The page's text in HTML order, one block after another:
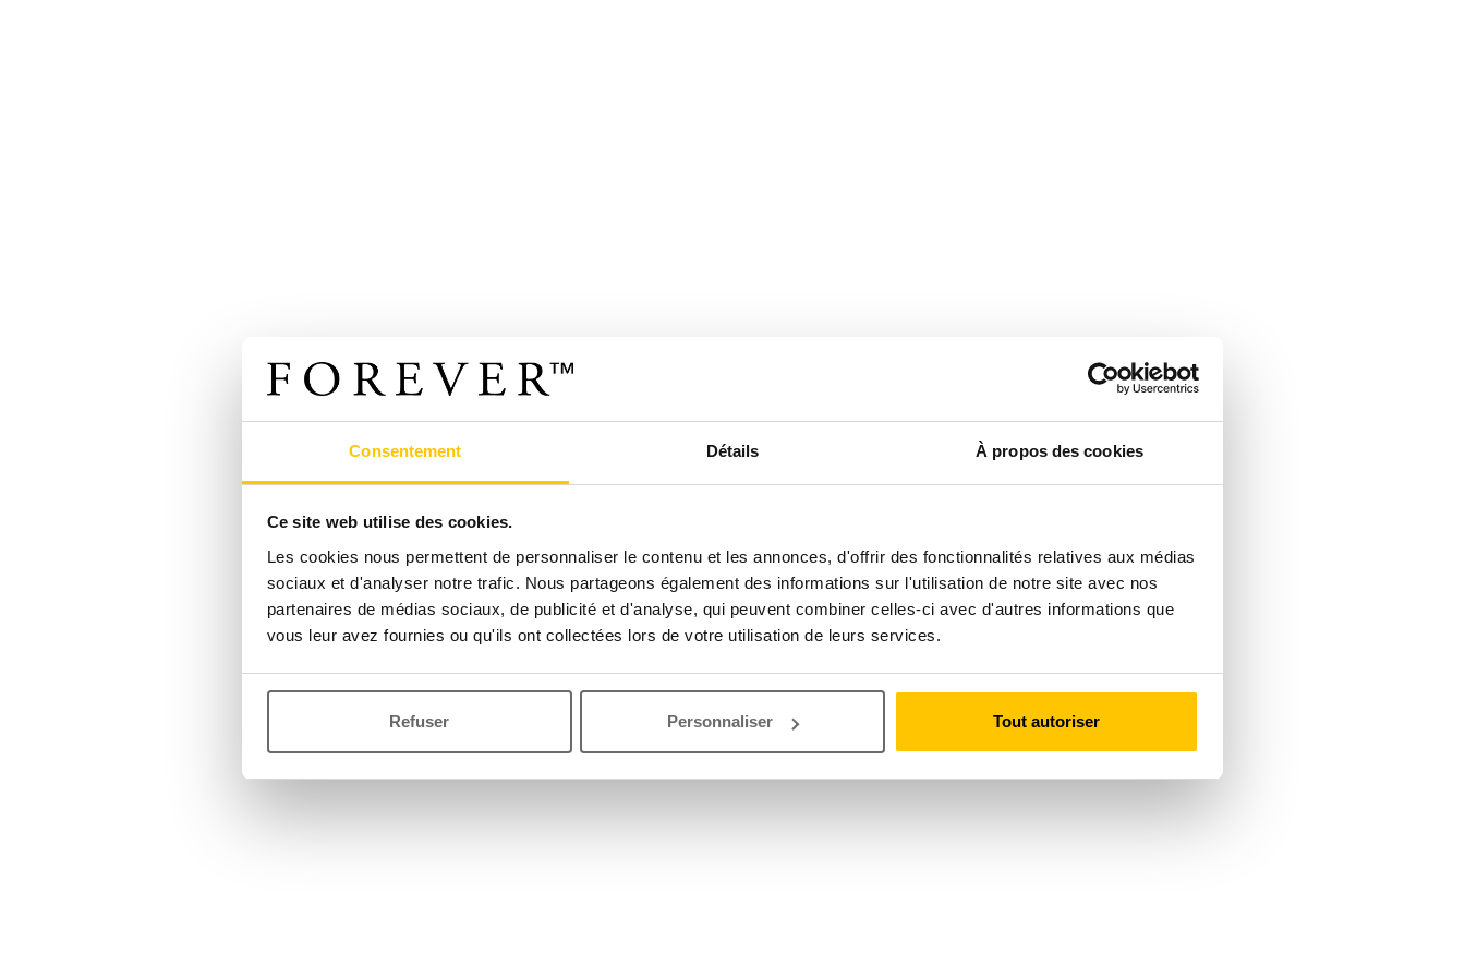
Consentement Détails À propos des cookies
Ce site web utilise des cookies.
Les cookies nous permettent de personnaliser le contenu et les annonces, d'offrir des fonctionnalités relatives aux médias
sociaux et d'analyser notre trafic. Nous partageons également des informations sur l'utilisation de notre site avec nos
partenaires de médias sociaux, de publicité et d'analyse, qui peuvent combiner celles-ci avec d'autres informations que
vous leur avez fournies ou qu'ils ont collectées lors de votre utilisation de leurs services.
Refuser Personnaliser Tout autoriser